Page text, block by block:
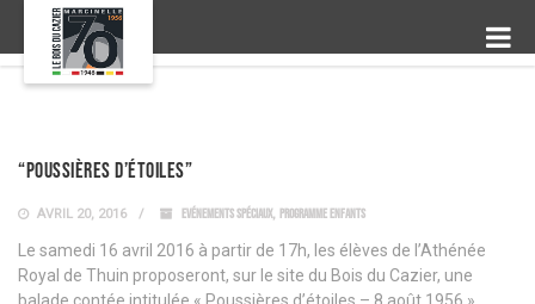
“Poussières d’étoiles”
AVRIL 20, 2016 EVÉNEMENTS SPÉCIAUX, PROGRAMME ENFANTS
Le samedi 16 avril 2016 à partir de 17h, les élèves de l’Athénée
Royal de Thuin proposeront, sur le site du Bois du Cazier, une